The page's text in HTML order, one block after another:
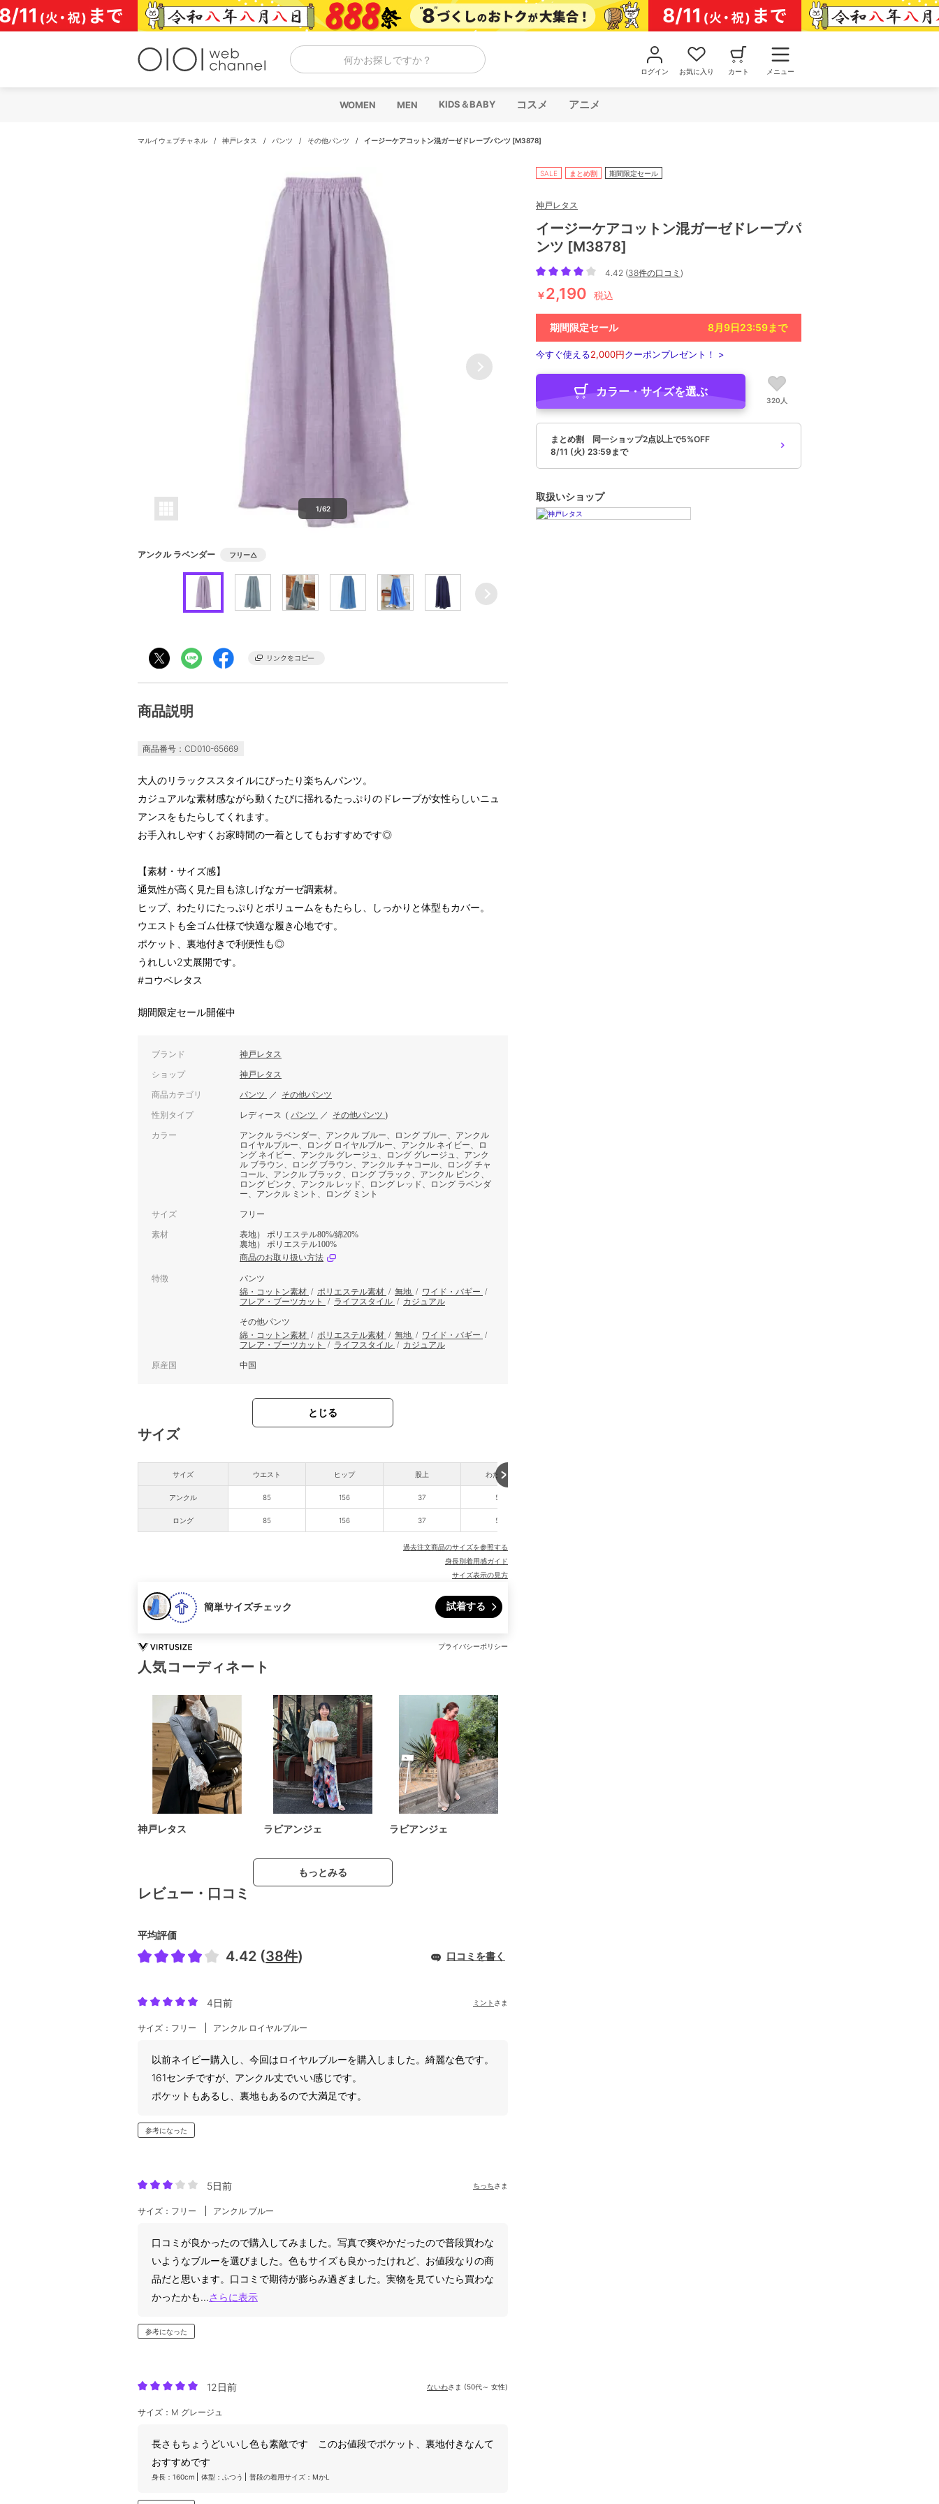
コ
ン
テ
何かお探しですか？
ログイン お気に入り カート メニュー
WOMEN MEN KIDS＆BABY コスメ アニメ
マルイウェブチャネル / 神戸レタス / パンツ / その他パンツ / イージーケアコットン混ガーゼドレープパンツ [M3878]
1/62
アンクル ラベンダー フリー△
商品説明
商品番号：CD010-65669
大人のリラックススタイルにぴったり楽ちんパンツ。
カジュアルな素材感ながら動くたびに揺れるたっぷりのドレープが女性らしいニュ
アンスをもたらしてくれます。
お手入れしやすくお家時間の一着としてもおすすめです◎
【素材・サイズ感】
通気性が高く見た目も涼しげなガーゼ調素材。
ヒップ、わたりにたっぷりとボリュームをもたらし、しっかりと体型もカバー。
ウエストも全ゴム仕様で快適な履き心地です。
ポケット、裏地付きで利便性も◎
うれしい2丈展開です。
#コウベレタス
期間限定セール開催中
ブランド 神戸レタス
ショップ 神戸レタス
商品カテゴリ パンツ ／ その他パンツ
性別タイプ レディース ( パンツ ／ その他パンツ )
カラー
アンクル ラベンダー、アンクル ブルー、ロング ブルー、アンクル
ロイヤルブルー、ロング ロイヤルブルー、アンクル ネイビー、ロ
ング ネイビー、アンクル グレージュ、ロング グレージュ、アンク
ル ブラウン、ロング ブラウン、アンクル チャコール、ロング チャ
コール、アンクル ブラック、ロング ブラック、アンクル ピンク、
ロング ピンク、アンクル レッド、ロング レッド、ロング ラベンダ
ー、アンクル ミント、ロング ミント
サイズ フリー
素材
表地） ポリエステル80%/綿20%
裏地） ポリエステル100%
商品のお取り扱い方法
特徴
パンツ
綿・コットン素材 / ポリエステル素材 / 無地 / ワイド・バギー /
フレア・ブーツカット
/ ライフスタイル / カジュアル
その他パンツ
綿・コットン素材 / ポリエステル素材 / 無地 / ワイド・バギー /
フレア・ブーツカット
/ ライフスタイル / カジュアル
原産国 中国
とじる
サイズ
サイズ
アンクル
ロング
ウエスト ヒップ 股上 わたり幅
85 156 37 50
85 156 37 50
過去注文商品のサイズを参照する
身長別着用感ガイド
サイズ表示の見方
簡単サイズチェック 試着する
プライバシーポリシー
人気コーディネート
神戸レタス ラビアンジェ ラビアンジェ
もっとみる
レビュー・口コミ
平均評価
4.42 (38件) 口コミを書く
4日前 ミント さま
サイズ：フリー アンクル ロイヤルブルー
以前ネイビー購入し、今回はロイヤルブルーを購入しました。綺麗な色です。
161センチですが、アンクル丈でいい感じです。
ポケットもあるし、裏地もあるので大満足です。
参考になった
5日前 ちっちさま
サイズ：フリー アンクル ブルー
口コミが良かったので購入してみました。写真で爽やかだったので普段買わな
いようなブルーを選びました。色もサイズも良かったけれど、お値段なりの商
品だと思います。口コミで期待が膨らみ過ぎました。実物を見ていたら買わな
かったかも... さらに表示
参考になった
12日前 ないわさま (50代～ 女性)
サイズ：M グレージュ
長さもちょうどいいし色も素敵です このお値段でポケット、裏地付きなんて
おすすめです
身長：160cm 体型：ふつう 普段の着用サイズ：MかL
SALE まとめ割 期間限定セール
神戸レタス
イージーケアコットン混ガーゼドレープパ
ンツ [M3878]
4.42 (38件の口コミ )
￥2,190 税込
期間限定セール 8月9日23:59まで
今すぐ使える2,000円クーポンプレゼント！ >
カラー・サイズを選ぶ
320人
まとめ割 同一ショップ2点以上で5%OFF
8/11 (火) 23:59まで
取扱いショップ